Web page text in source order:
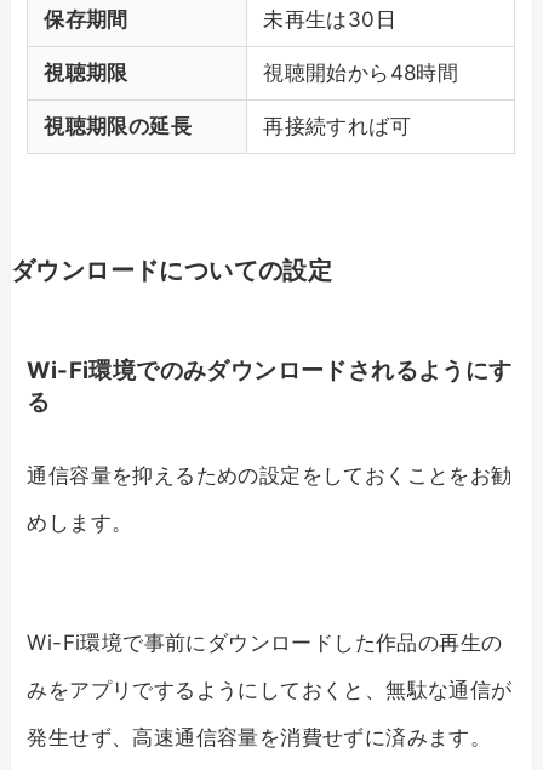
保存期間 未再生は30日
視聴期限 視聴開始から48時間
視聴期限の延長 再接続すれば可
ダウンロードについての設定
Wi-Fi環境でのみダウンロードされるようにす
る
通信容量を抑えるための設定をしておくことをお勧
めします。
Wi-Fi環境で事前にダウンロードした作品の再生の
みをアプリでするようにしておくと、無駄な通信が
発生せず、高速通信容量を消費せずに済みます。